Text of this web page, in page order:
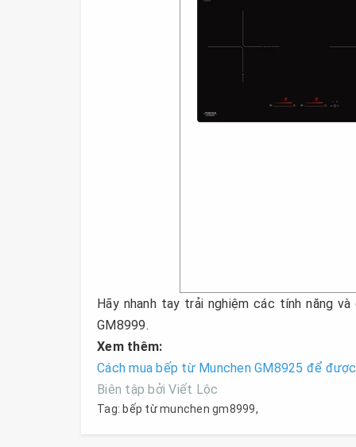
Hãy nhanh tay trải nghiệm các tính năng
GM8999.
Xem thêm:
Cách mua bếp từ Munchen GM8925 để
Biên tập bởi Viết Lộc
Tag: bếp từ munchen gm8999,